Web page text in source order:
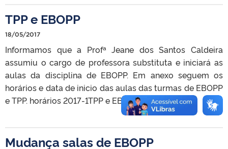
TPP e EBOPP
18/05/2017
Informamos que a Profª Jeane dos Santos Caldeira
assumiu o cargo de professora substituta e iniciará as
aulas da disciplina de EBOPP. Em anexo seguem os
horários e data de inicio das aulas das turmas de EBOPP
e TPP. horários 2017-1TPP e EBOPP
Mudança salas de EBOPP